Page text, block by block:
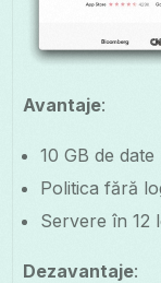
Avantaje:
10 GB de
Politica fără
Servere în 12
Dezavantaje: